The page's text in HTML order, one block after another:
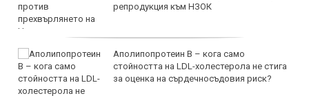
репродукция към НЗОК
Аполипопротеин B – кога само
стойността на LDL-холестерола не стига
за оценка на сърдечносъдовия риск?